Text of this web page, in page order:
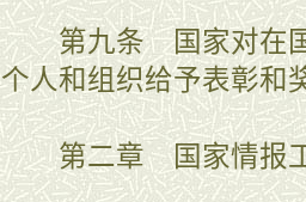
第九条 国家对在国
个人和组织给予表彰和
第二章 国家情报工